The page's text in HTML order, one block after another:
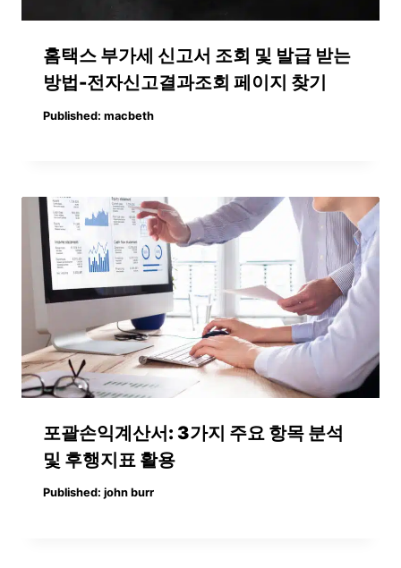
홈택스 부가세 신고서 조회 및 발급 받는
방법-전자신고결과조회 페이지 찾기
Published: macbeth
포괄손익계산서: 3가지 주요 항목 분석
및 후행지표 활용
Published: john burr